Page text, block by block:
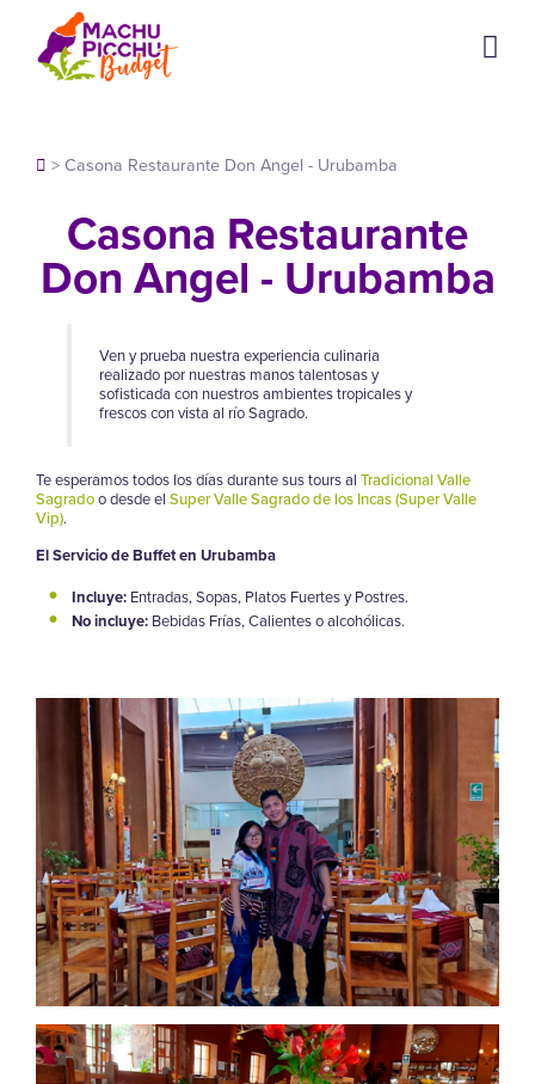
>Casona Restaurante Don Angel - Urubamba
Casona Restaurante
Don Angel - Urubamba
Ven y prueba nuestra experiencia culinaria
realizado por nuestras manos talentosas y
sofisticada con nuestros ambientes tropicales y
frescos con vista al río Sagrado.
Te esperamos todos los días durante sus tours al Tradicional Valle
Sagradoo desde el Super Valle Sagrado de los Incas (Super Valle
Vip).
El Servicio de Buffet en Urubamba
Incluye: Entradas, Sopas, Platos Fuertes y Postres.
No incluye: Bebidas Frías, Calientes o alcohólicas.